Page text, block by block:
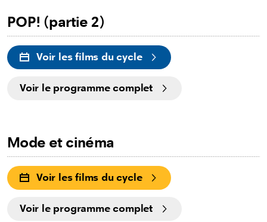
POP! (partie 2)
Voir les films du cycle
Voir le programme complet
Mode et cinéma
Voir les films du cycle
Voir le programme complet